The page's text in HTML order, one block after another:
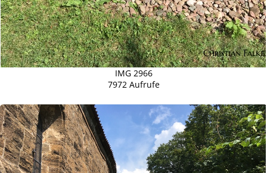
IMG 2966
7972 Aufrufe